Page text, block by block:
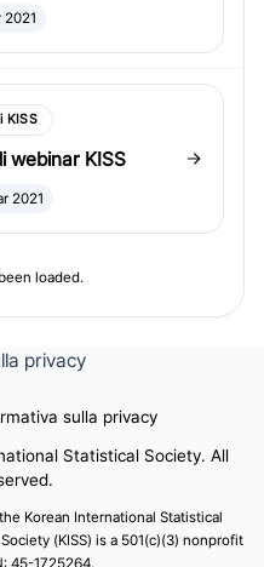
2021
KISS
webinar KISS
2021
loaded.
privacy
sulla privacy
Statistical Society. All
Korean International Statistical
(KISS) is a 501(c)(3) nonprofit
45-1725264.